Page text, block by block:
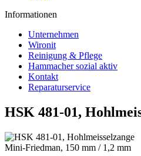
Informationen
Unternehmen
Wironit
Reinigung & Pflege
Hammacher sozial aktiv
Kontakt
Reparaturservice
HSK 481-01,
Mini-Friedman, 150 mm / 1,2 mm